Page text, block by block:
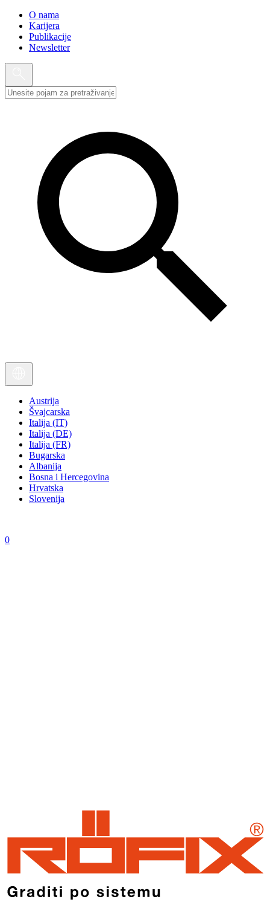
O nama
Karijera
Publikacije
Newsletter
Austrija
Švajcarska
Italija (IT)
Italija (DE)
Italija (FR)
Bugarska
Albanija
Bosna i Hercegovina
Hrvatska
Slovenija
0